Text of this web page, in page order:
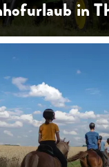
in
auf dem
ist Urlaub für
in
auf